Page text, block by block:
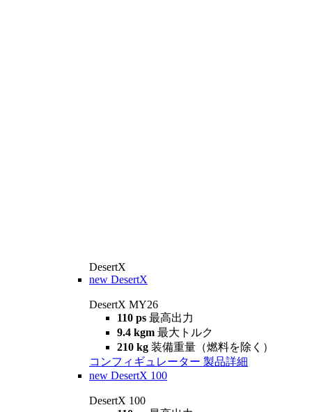
DesertX
new DesertX
DesertX MY26
110 ps 最高出力
9.4 kgm 最大トルク
210 kg 装備重量（燃料を除く）
コンフィギュレーター 製品詳細
new DesertX 100
DesertX 100